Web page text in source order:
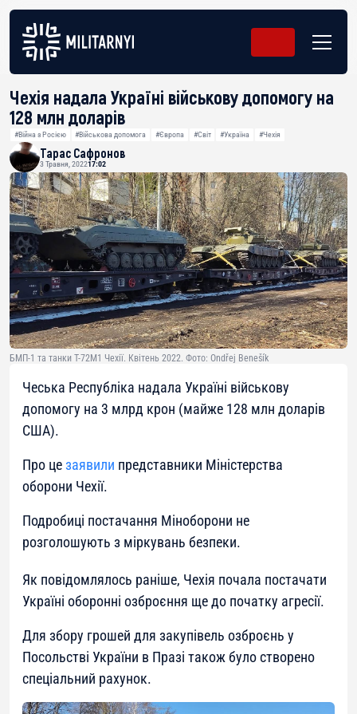
Чехія надала Україні військову допомогу на
128 млн доларів
#Війна з Росією #Військова допомога #Європа #Світ #Україна #Чехія
Тарас Сафронов
3 Травня, 202217:02
БМП-1 та танки Т-72М1 Чехії. Квітень 2022. Фото: Ondřej Benešík
Чеська Республіка надала Україні військову
допомогу на 3 млрд крон (майже 128 млн доларів
США).
Про цезаявили представники Міністерства
оборони Чехії.
Подробиці постачання Міноборони не
розголошують з міркувань безпеки.
Як повідомлялось раніше, Чехія почала постачати
Україні оборонні озброєння ще до початку агресії.
Для збору грошей для закупівель озброєнь у
Посольстві України в Празі також було створено
спеціальний рахунок.